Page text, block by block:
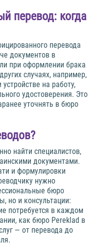
перевод: когда
перевода
документов в
при оформлении брака
случаях, например,
на работу,
удостоверения. Это
уточнять в бюро
найти специалистов,
документами.
и формулировки
нужно
бюро
но и консультации:
потребуется в каждом
как бюро Pereklad в
— от перевода до